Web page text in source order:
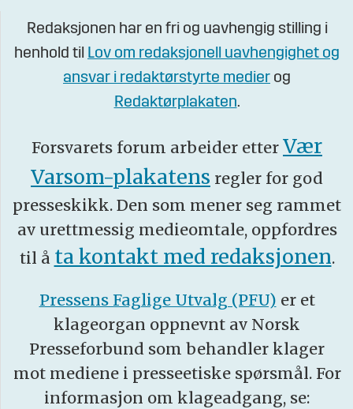
Redaksjonen har en fri og uavhengig stilling i
henhold til Lov om redaksjonell uavhengighet og
ansvar i redaktørstyrte medier og
Redaktørplakaten.
Forsvarets forum arbeider etter Vær
Varsom-plakatens regler for god
presseskikk. Den som mener seg rammet
av urettmessig medieomtale, oppfordres
til å ta kontakt med redaksjonen.
Pressens Faglige Utvalg (PFU) er et
klageorgan oppnevnt av Norsk
Presseforbund som behandler klager
mot mediene i presseetiske spørsmål. For
informasjon om klageadgang, se: